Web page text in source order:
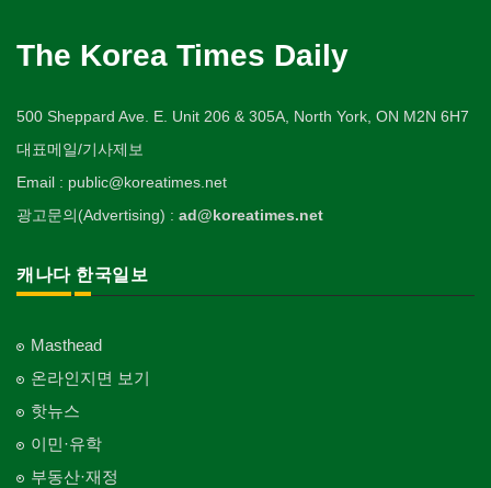
The Korea Times Daily
500 Sheppard Ave. E. Unit 206 & 305A, North York, ON M2N 6H7
대표메일/기사제보
Email : public@koreatimes.net
광고문의(Advertising) : ad@koreatimes.net
캐나다 한국일보
Masthead
온라인지면 보기
핫뉴스
이민·유학
부동산·재정